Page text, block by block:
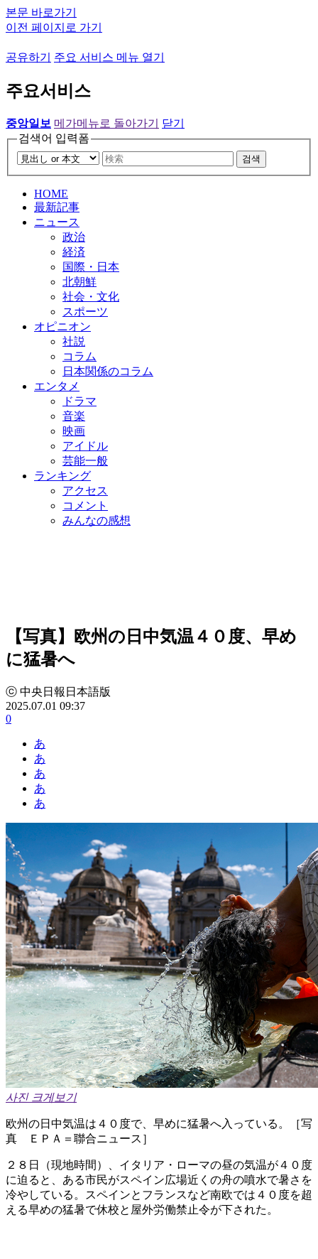
본문 바로가기
이전 페이지로 가기
공유하기 주요 서비스 메뉴 열기
주요서비스
중앙일보 메가메뉴로 돌아가기
닫기
검색어 입력폼
검색
HOME
最新記事
ニュース
政治
経済
国際・日本
北朝鮮
社会・文化
スポーツ
オピニオン
社説
コラム
日本関係のコラム
エンタメ
ドラマ
音楽
映画
アイドル
芸能一般
ランキング
アクセス
コメント
みんなの感想
【写真】欧州の日中気温４０度、早め
に猛暑へ
ⓒ 中央日報日本語版
2025.07.01 09:37
0
あ
あ
あ
あ
あ
사진 크게보기
欧州の日中気温は４０度で、早めに猛暑へ入っている。［写
真 ＥＰＡ＝聯合ニュース］
２８日（現地時間）、イタリア・ローマの昼の気温が４０度
に迫ると、ある市民がスペイン広場近くの舟の噴水で暑さを
冷やしている。スペインとフランスなど南欧では４０度を超
える早めの猛暑で休校と屋外労働禁止令が下された。